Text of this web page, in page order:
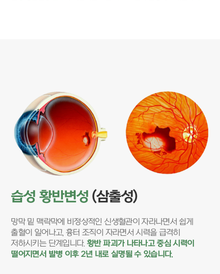
습성 황반변성(삼출성)
망막 밑 맥락막에 비정상적인 신생혈관이 자라나면서 쉽게
출혈이 일어나고, 흉터 조직이 자라면서 시력을 급격히
저하시키는 단계입니다.황반 파괴가 나타나고 중심 시력이
떨어지면서 발병 이후 2년 내로 실명될 수 있습니다.